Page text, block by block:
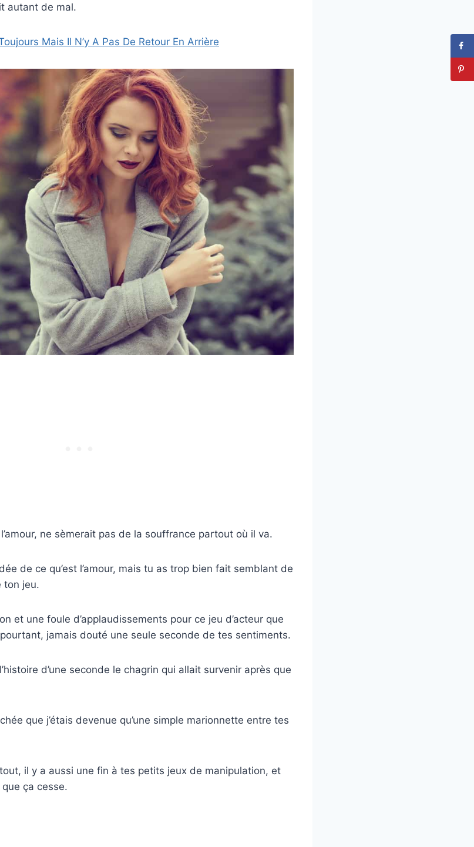
autant de mal.
Mais Il N’y A Pas De Retour En Arrière
ne sèmerait pas de la souffrance partout où il va.
de ce qu’est l’amour, mais tu as trop bien fait semblant de
ton jeu.
et une foule d’applaudissements pour ce jeu d’acteur que
jamais douté une seule seconde de tes sentiments.
d’une seconde le chagrin qui allait survenir après que
que j’étais devenue qu’une simple marionnette entre tes
il y a aussi une fin à tes petits jeux de manipulation, et
ça cesse.